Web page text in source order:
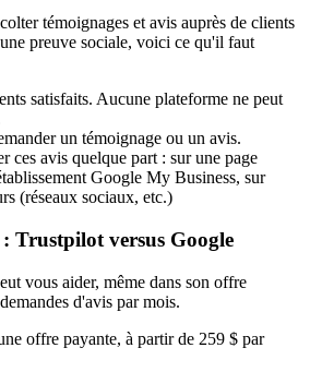
témoignages et avis auprès de clients
preuve sociale, voici ce qu'il faut
satisfaits. Aucune plateforme ne peut
un témoignage ou un avis.
ces avis quelque part : sur une page
Google My Business, sur
(réseaux sociaux, etc.)
Trustpilot versus Google
vous aider, même dans son offre
d'avis par mois.
offre payante, à partir de 259 $ par